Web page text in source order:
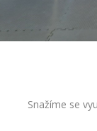
Snažíme se